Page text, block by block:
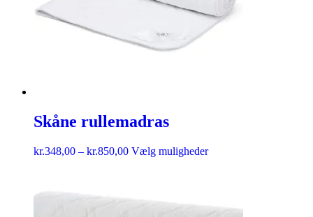
Skåne rullemadras
kr.348,00 – kr.850,00 Vælg muligheder